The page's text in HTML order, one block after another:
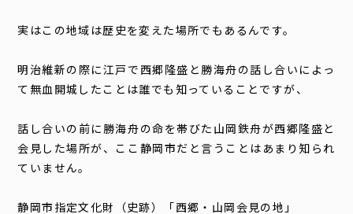
実はこの地域は歴史を変えた場所でもあるんです。
明治維新の際に江戸で西郷隆盛と勝海舟の話し合いによっ
て無血開城したことは誰でも知っていることですが、
話し合いの前に勝海舟の命を帯びた山岡鉄舟が西郷隆盛と
会見した場所が、ここ静岡市だと言うことはあまり知られ
ていません。
静岡市指定文化財（史跡）「西郷・山岡会見の地」